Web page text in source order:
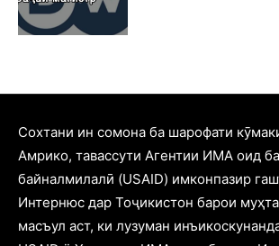
Cохтани ин сомона ба шарофати
Амрико, тавассути Агентии ИМА оид
байналмилалӣ (USAID) имконпазир
Интернюс дар Тоҷикистон барои
масъул аст, ки лузуман